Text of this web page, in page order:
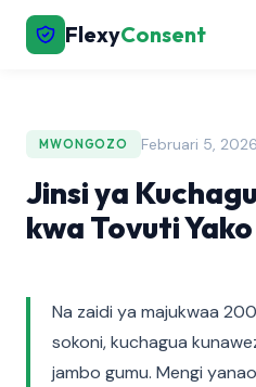
FlexyConsent
MWONGOZO Februari 5,
Jinsi ya
kwa Tovuti
Na zaidi ya majukwaa
sokoni, kuchagua
jambo gumu. Mengi